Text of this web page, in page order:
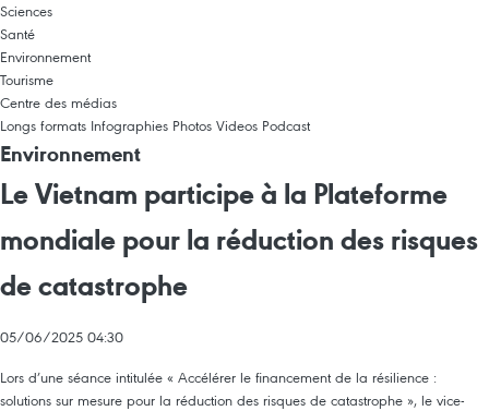
Sciences
Santé
Environnement
Tourisme
Centre des médias
Longs formats Infographies Photos Videos Podcast
Environnement
Le Vietnam participe à la Plateforme
mondiale pour la réduction des risques
de catastrophe
05/06/2025 04:30
Lors d’une séance intitulée « Accélérer le financement de la résilience :
solutions sur mesure pour la réduction des risques de catastrophe », le vice-